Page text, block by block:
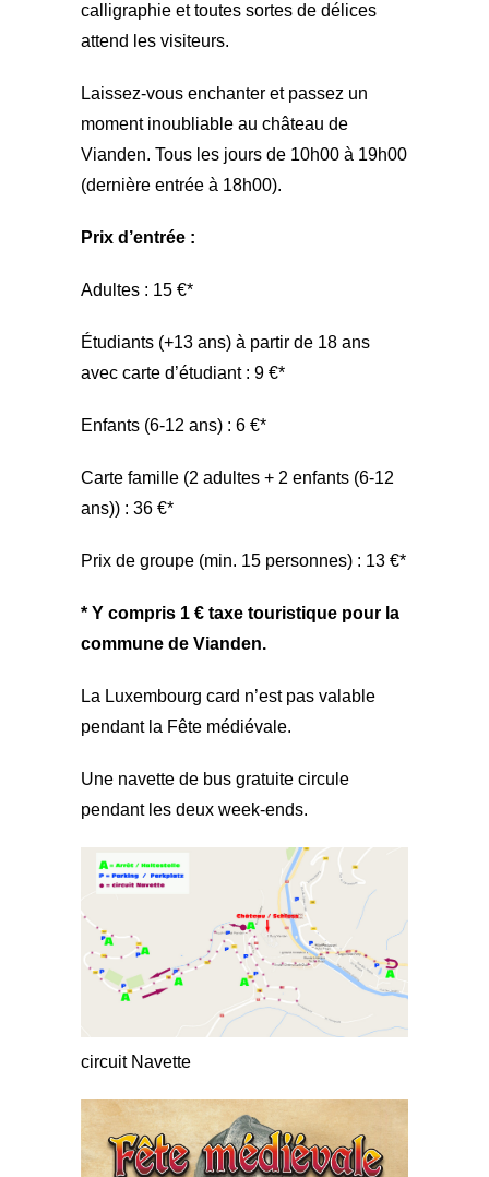
calligraphie et toutes sortes de délices
attend les visiteurs.
Laissez-vous enchanter et passez un
moment inoubliable au château de
Vianden. Tous les jours de 10h00 à 19h00
(dernière entrée à 18h00).
Prix d’entrée :
Adultes : 15 €*
Étudiants (+13 ans) à partir de 18 ans
avec carte d’étudiant : 9 €*
Enfants (6-12 ans) : 6 €*
Carte famille (2 adultes + 2 enfants (6-12
ans)) : 36 €*
Prix de groupe (min. 15 personnes) : 13 €*
* Y compris 1 € taxe touristique pour la
commune de Vianden.
La Luxembourg card n’est pas valable
pendant la Fête médiévale.
Une navette de bus gratuite circule
pendant les deux week-ends.
circuit Navette